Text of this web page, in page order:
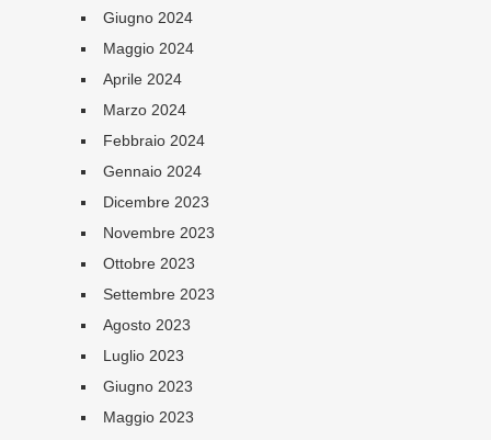
Giugno 2024
Maggio 2024
Aprile 2024
Marzo 2024
Febbraio 2024
Gennaio 2024
Dicembre 2023
Novembre 2023
Ottobre 2023
Settembre 2023
Agosto 2023
Luglio 2023
Giugno 2023
Maggio 2023